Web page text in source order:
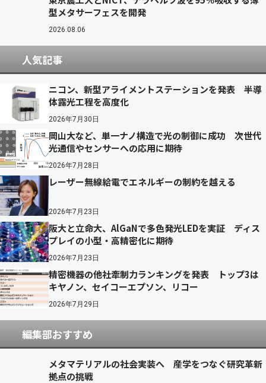
型メタサーフェスを開発
2026.08.06
人気記事
ニコン、新型アライメントステーションを発表 半導
体露光工程を高度化
2026年7月30日
岡山大など、単一ナノ構造で光の制御に成功 次世代
光通信やセンサーへの応用に期待
2026年7月28日
レーザー無線給電でエネルギーの制約を越える
2026年7月23日
阪大と立命大、AlGaNで多色発光LEDを実証 ディス
プレイの小型・高精密化に期待
2026年7月23日
精密機器の他社牽制力ランキングを発表 トップ3は
キヤノン、セイコーエプソン、リコー
2026年7月29日
編集部おすすめ
メタマテリアルの社会実装へ 産学をつなぐ研究革新
拠点の挑戦